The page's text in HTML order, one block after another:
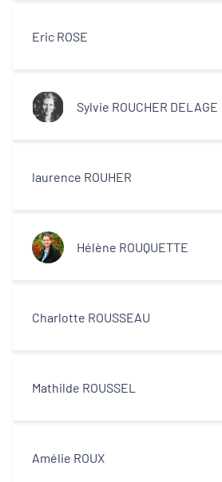
Eric ROSE
Sylvie ROUCHER DELAGE
laurence ROUHER
Hélène ROUQUETTE
Charlotte ROUSSEAU
Mathilde ROUSSEL
Amélie ROUX